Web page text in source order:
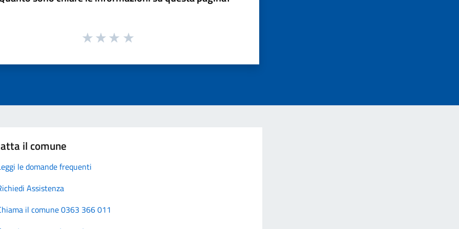
il comune
le domande frequenti
Assistenza
il comune 0363 366 011